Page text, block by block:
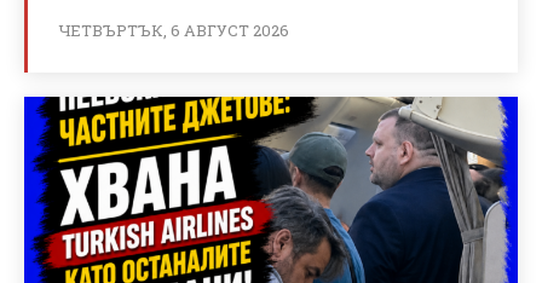
ЧЕТВЪРТЪК, 6 АВГУСТ 2026